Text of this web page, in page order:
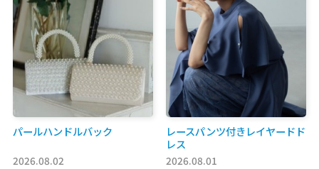
パールハンドルバック
2026.08.02
レースパンツ付きレイヤードド
レス
2026.08.01